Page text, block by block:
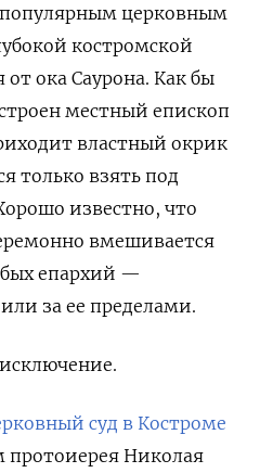
церковным
костромской
от ока Саурона. Как бы
местный епископ
властный окрик
только взять под
известно, что
вмешивается
епархий —
за ее пределами.
суд в Костроме
протоиерея Николая